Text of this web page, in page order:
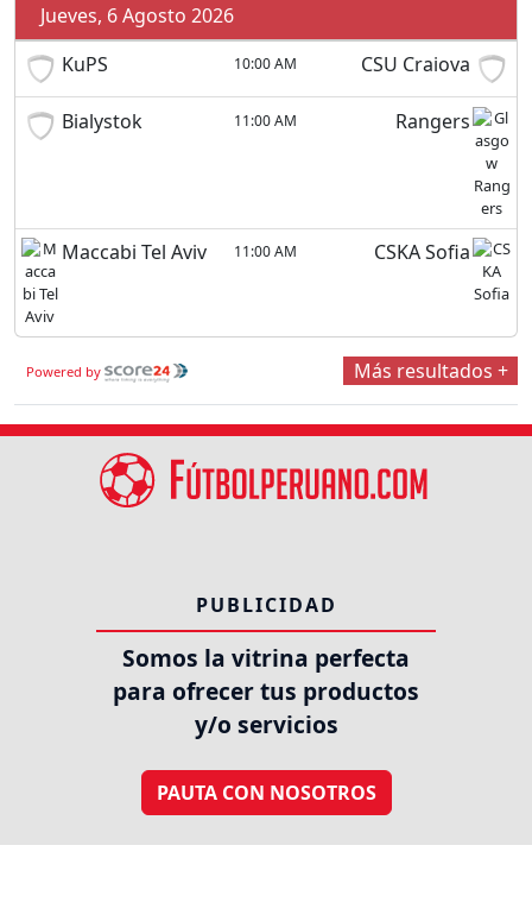
Jueves, 6 Agosto 2026
KuPS
10:00 AM CSU Craiova
Bialystok 11:00 AM Rangers
Maccabi Tel Aviv 11:00 AM CSKA Sofia
Powered by Más resultados +
PUBLICIDAD
Somos la vitrina perfecta
para ofrecer tus productos
y/o servicios
PAUTA CON NOSOTROS